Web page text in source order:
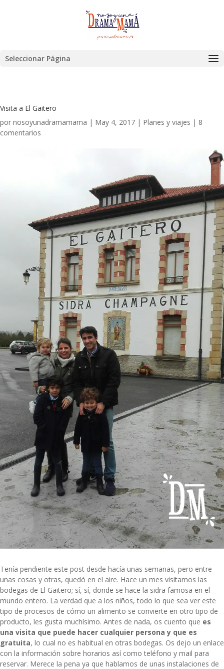
Seleccionar Página
Visita a El Gaitero
por nosoyunadramamama | May 4, 2017 | Planes y viajes | 8
comentarios
Tenía pendiente este post desde hacía unas semanas, pero entre
unas cosas y otras, quedó en el aire. Hace un mes visitamos las
bodegas de El Gaitero; sí, sí, donde se hace la sidra famosa en el
mundo entero. La verdad que a los niños, todo lo que sea ver este
tipo de procesos de cómo un alimento se convierte en otro tipo de
producto, les gusta muchísimo. Antes de nada, os cuento que es
una visita que puede hacer cualquier persona y que es
gratuita, lo cual no es habitual en otras bodegas. Os dejo un enlace
con la información sobre horarios así como teléfono y mail para
reservar. Merece la pena ya que hablamos de unas instalaciones de